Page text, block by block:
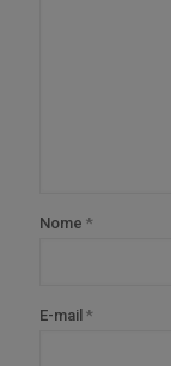
Nome *
E-mail *